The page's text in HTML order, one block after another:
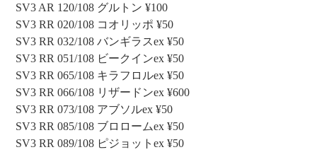
SV3 AR 120/108 グルトン ¥100
SV3 RR 020/108 コオリッポ ¥50
SV3 RR 032/108 バンギラスex ¥50
SV3 RR 051/108 ビークインex ¥50
SV3 RR 065/108 キラフロルex ¥50
SV3 RR 066/108 リザードンex ¥600
SV3 RR 073/108 アブソルex ¥50
SV3 RR 085/108 ブロロームex ¥50
SV3 RR 089/108 ピジョットex ¥50